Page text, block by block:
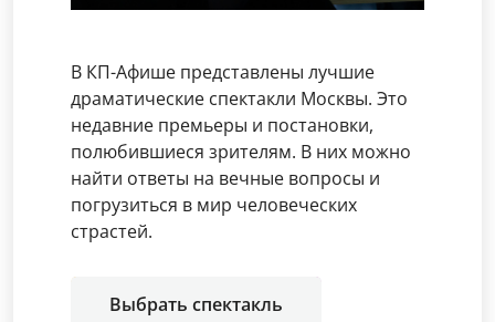
В КП-Афише представлены лучшие
драматические спектакли Москвы. Это
недавние премьеры и постановки,
полюбившиеся зрителям. В них можно
найти ответы на вечные вопросы и
погрузиться в мир человеческих
страстей.
Выбрать спектакль